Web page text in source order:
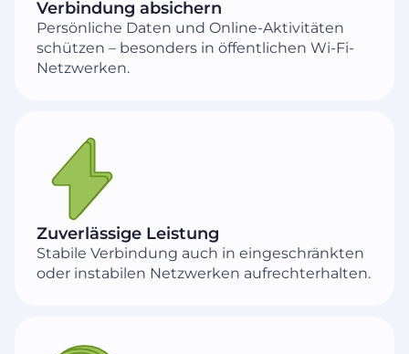
Verbindung absichern
Persönliche Daten und Online-Aktivitäten
schützen – besonders in öffentlichen Wi-Fi-
Netzwerken.
Zuverlässige Leistung
Stabile Verbindung auch in eingeschränkten
oder instabilen Netzwerken aufrechterhalten.